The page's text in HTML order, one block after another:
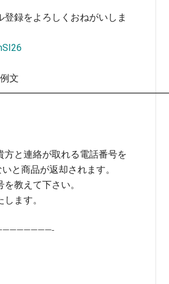
登録をよろしくおねがいしま
文
方と連絡が取れる電話番号を
と商品が返却されます。
教えて下さい。
ます。